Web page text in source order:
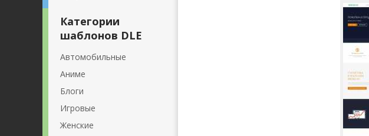
Категории
шаблонов DLE
Автомобильные
Аниме
Блоги
Игровые
Женские